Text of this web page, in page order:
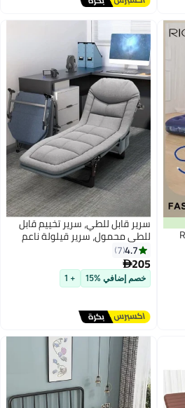
سرير قابل للطي، سرير تخييم قابل
للطي محمول، سرير قيلولة ناعم
ومريح، مزود بمرتبة إسفنجية ذاكرة
ومسند رأس ناعم، مناسب للقيلولة
على الشاطئ والمكتب في الهواء
الطلق (H-001)
4.7
7
205
خصم إضافي %15 + 1